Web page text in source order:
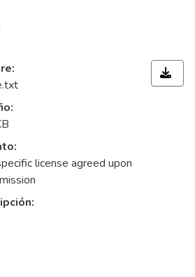
license agreed upon